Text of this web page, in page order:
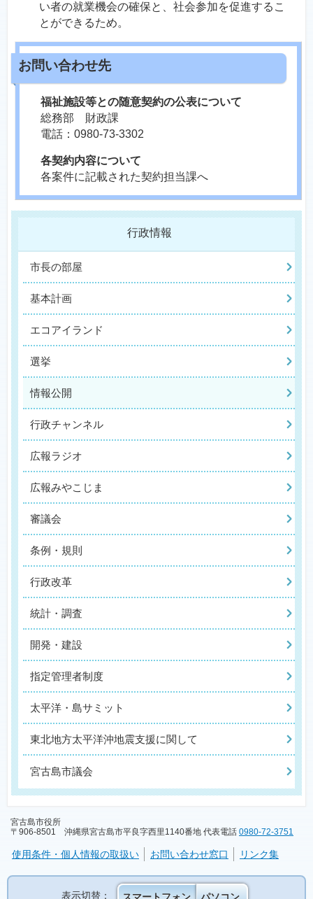
い者の就業機会の確保と、社会参加を促進するこ
とができるため。
福祉施設等との随意契約の公表について
総務部 財政課
電話：0980-73-3302
各契約内容について
各案件に記載された契約担当課へ
行政情報
市長の部屋
基本計画
エコアイランド
選挙
情報公開
行政チャンネル
広報ラジオ
広報みやこじま
審議会
条例・規則
行政改革
統計・調査
開発・建設
指定管理者制度
太平洋・島サミット
東北地方太平洋沖地震支援に関して
宮古島市議会
宮古島市役所
〒906-8501 沖縄県宮古島市平良字西里1140番地 代表電話 0980-72-3751
使用条件・個人情報の取扱い お問い合わせ窓口 リンク集
表示切替：